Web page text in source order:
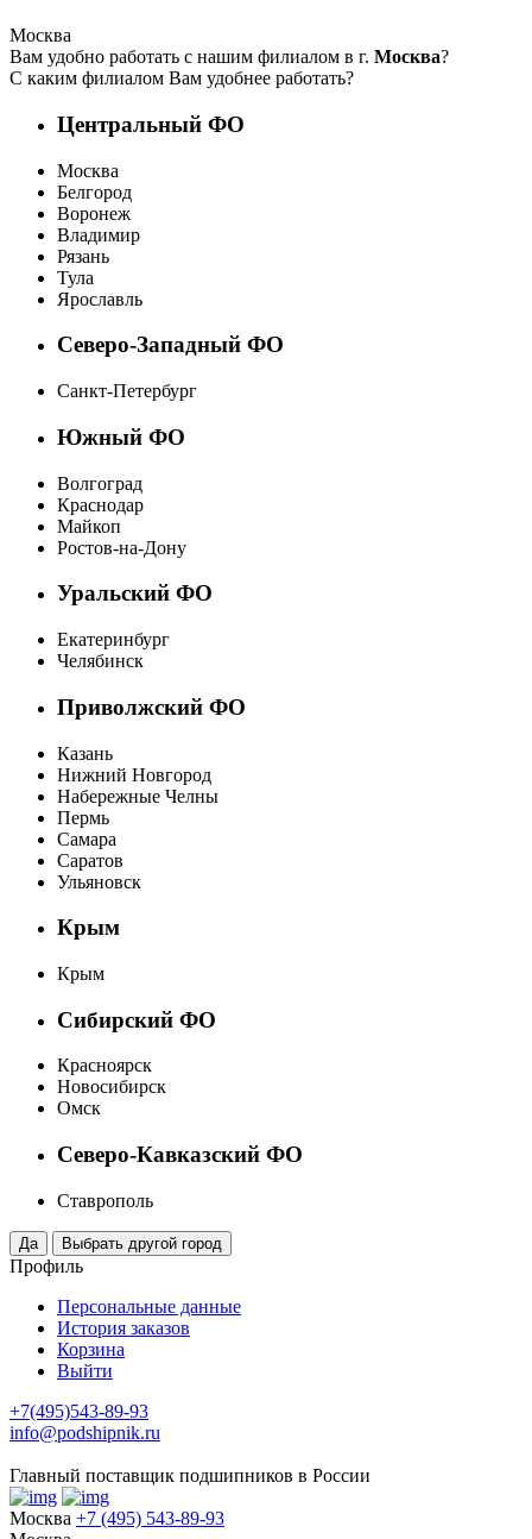
Москва
Вам удобно работать с нашим филиалом в г. Москва?
С каким филиалом Вам удобнее работать?
Центральный ФО
Москва
Белгород
Воронеж
Владимир
Рязань
Тула
Ярославль
Северо-Западный ФО
Санкт-Петербург
Южный ФО
Волгоград
Краснодар
Майкоп
Ростов-на-Дону
Уральский ФО
Екатеринбург
Челябинск
Приволжский ФО
Казань
Нижний Новгород
Набережные Челны
Пермь
Самара
Саратов
Ульяновск
Крым
Крым
Сибирский ФО
Красноярск
Новосибирск
Омск
Северо-Кавказский ФО
Ставрополь
Профиль
Персональные данные
История заказов
Корзина
Выйти
+7(495)543-89-93
info@podshipnik.ru
Главный поставщик подшипников в России
Москва +7 (495) 543-89-93